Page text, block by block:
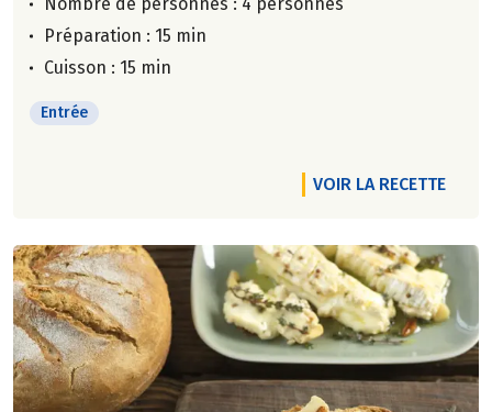
Préparation : 15 min
Cuisson : 15 min
Entrée
VOIR LA RECETTE